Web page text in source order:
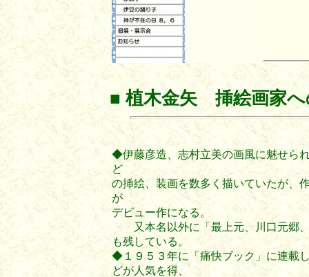
■ 植木金矢 挿絵画家へ
◆伊藤彦造、志村立美の画風に魅せら
ど
の挿絵、装画を数多く描いていたが、
が
デビュー作になる。
又本名以外に「最上元、川口元郷、
も残している。
◆１９５３年に「痛快ブック」に連載
どが人気を得、